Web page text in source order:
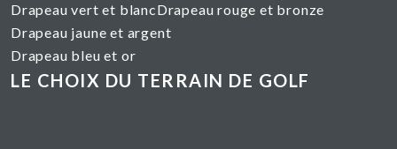
Drapeau vert et blancDrapeau rouge et bronze
Drapeau jaune et argent
Drapeau bleu et or
LE CHOIX DU TERRAIN DE GOLF